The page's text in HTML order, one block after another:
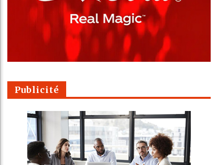
Publicité